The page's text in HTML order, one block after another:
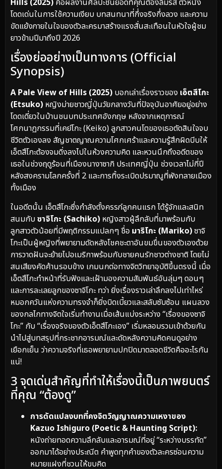
Hills (2025) คือผลงานศิลปะชั้นยอดที่คุณต้องลิ้มรส ตัวหนัง
โดดเด่นในการใช้ความเงียบ บทสนทนาที่กึ่งจริงกึ่งลวง และความ
ขัดแย้งภายในใจของตัวละครมาสร้างแรงสั่นสะเทือนในหัวใจผู้ชม
ยาวข้ามปีมาถึงปี 2026
เรื่องย่ออย่างเป็นทางการ (Official
Synopsis)
A Pale View of Hills (2025) บอกเล่าเรื่องราวของ เอ็ตสึโกะ
(Etsuko) หญิงม่ายชาวญี่ปุ่นวัยกลางวันที่ปัจจุบันอาศัยอยู่อย่าง
โดดเดี่ยวในบ้านชนบทประเทศอังกฤษ หลังจากเหตุการณ์
โศกนาฏกรรมที่เคย์โกะ (Keiko) ลูกสาวคนโตของเธอตัดสินใจจบ
ชีวิตตัวเองลง สัญชาตญาณความโศกเศร้าและความรู้สึกผิดบีบให้
เอ็ตสึโกะต้องจมดิ่งลงไปในห้วงความคิด และหวนนึกถึงอดีตของ
เธอในช่วงฤดูร้อนที่เมืองนางาซากิ ประเทศญี่ปุ่น ช่วงเวลาไม่กี่ปี
หลังสงครามโลกครั้งที่ 2 และการทิ้งระเบิดปรมาณูที่พังทลายเมือง
ทั้งเมือง
ในอดีตนั้น เอ็ตสึโกะซึ่งกำลังตั้งครรภ์ลูกคนแรก ได้รู้จักและสนิท
สนมกับซาจิโกะ (Sachiko) หญิงสาวผู้ลึกลับที่มาพร้อมกับ
ลูกสาวตัวน้อยที่มีพฤติกรรมแปลกๆ ชื่อ มาริโกะ (Mariko)ซาจิ
โกะเป็นผู้หญิงที่พยายามดัดหลังโชคชะตาอันขมขื่นของตัวเองด้วย
การวาดฝันจะย้ายไปอเมริกาพร้อมกับชายคนรักชาวต่างชาติ โดยไม่
สนเสียงคัดค้านรอบข้าง เกมนกต่อทางจิตวิทยาอุบัติขึ้นตรงนี้ เมื่อ
เอ็ตสึโกะทำหน้าที่รับฟังและเฝ้ามองความสัมพันธ์อันลุ่มๆ ดอนๆ
และการละเลยลูกของซาจิโกะ ทว่า ยิ่งเรื่องราวเล่าลึกลงไปเท่าไหร่
หมอกควันแห่งความทรงจำก็ยิ่งบิดเบี้ยวและสลับซับซ้อน แผนลวง
ของกลไกทางจิตใจเริ่มทำงานเมื่อเส้นแบ่งระหว่าง “เรื่องของซาจิ
โกะ” กับ “เรื่องจริงของตัวเอ็ตสึโกะเอง” เริ่มหลอมรวมเข้าด้วยกัน
นำไปสู่บทสรุปที่กระชากอารมณ์และดัดหลังความคิดคนดูอย่าง
เยือกเย็น ว่าความจริงที่เธอพยายามปกปิดมาตลอดชีวิตคืออะไรกัน
แน่!
3 จุดเด่นสำคัญที่ทำให้เรื่องนี้เป็นภาพยนตร์
ที่คุณ “ต้องดู”
การดัดแปลงบทที่คงจิตวิญญาณความเหงาของ
Kazuo Ishiguro (Poetic & Haunting Script):
หนังถ่ายทอดความลึกลับและอารมณ์ที่อยู่ “ระหว่างบรรทัด”
ออกมาได้อย่างประณีต คำพูดทุกคำของตัวละครซ่อนความ
หมายแฝงที่ชวนให้ขบคิด